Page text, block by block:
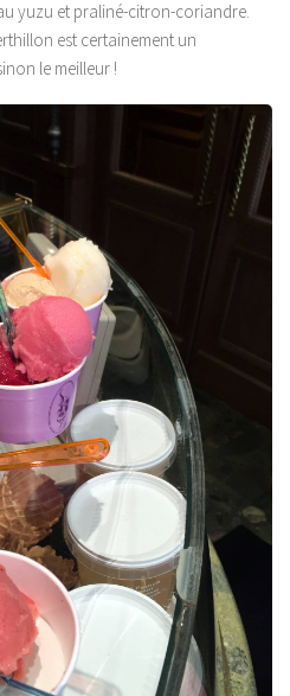
yuzu et praliné-citron-coriandre.
est certainement un
le meilleur !